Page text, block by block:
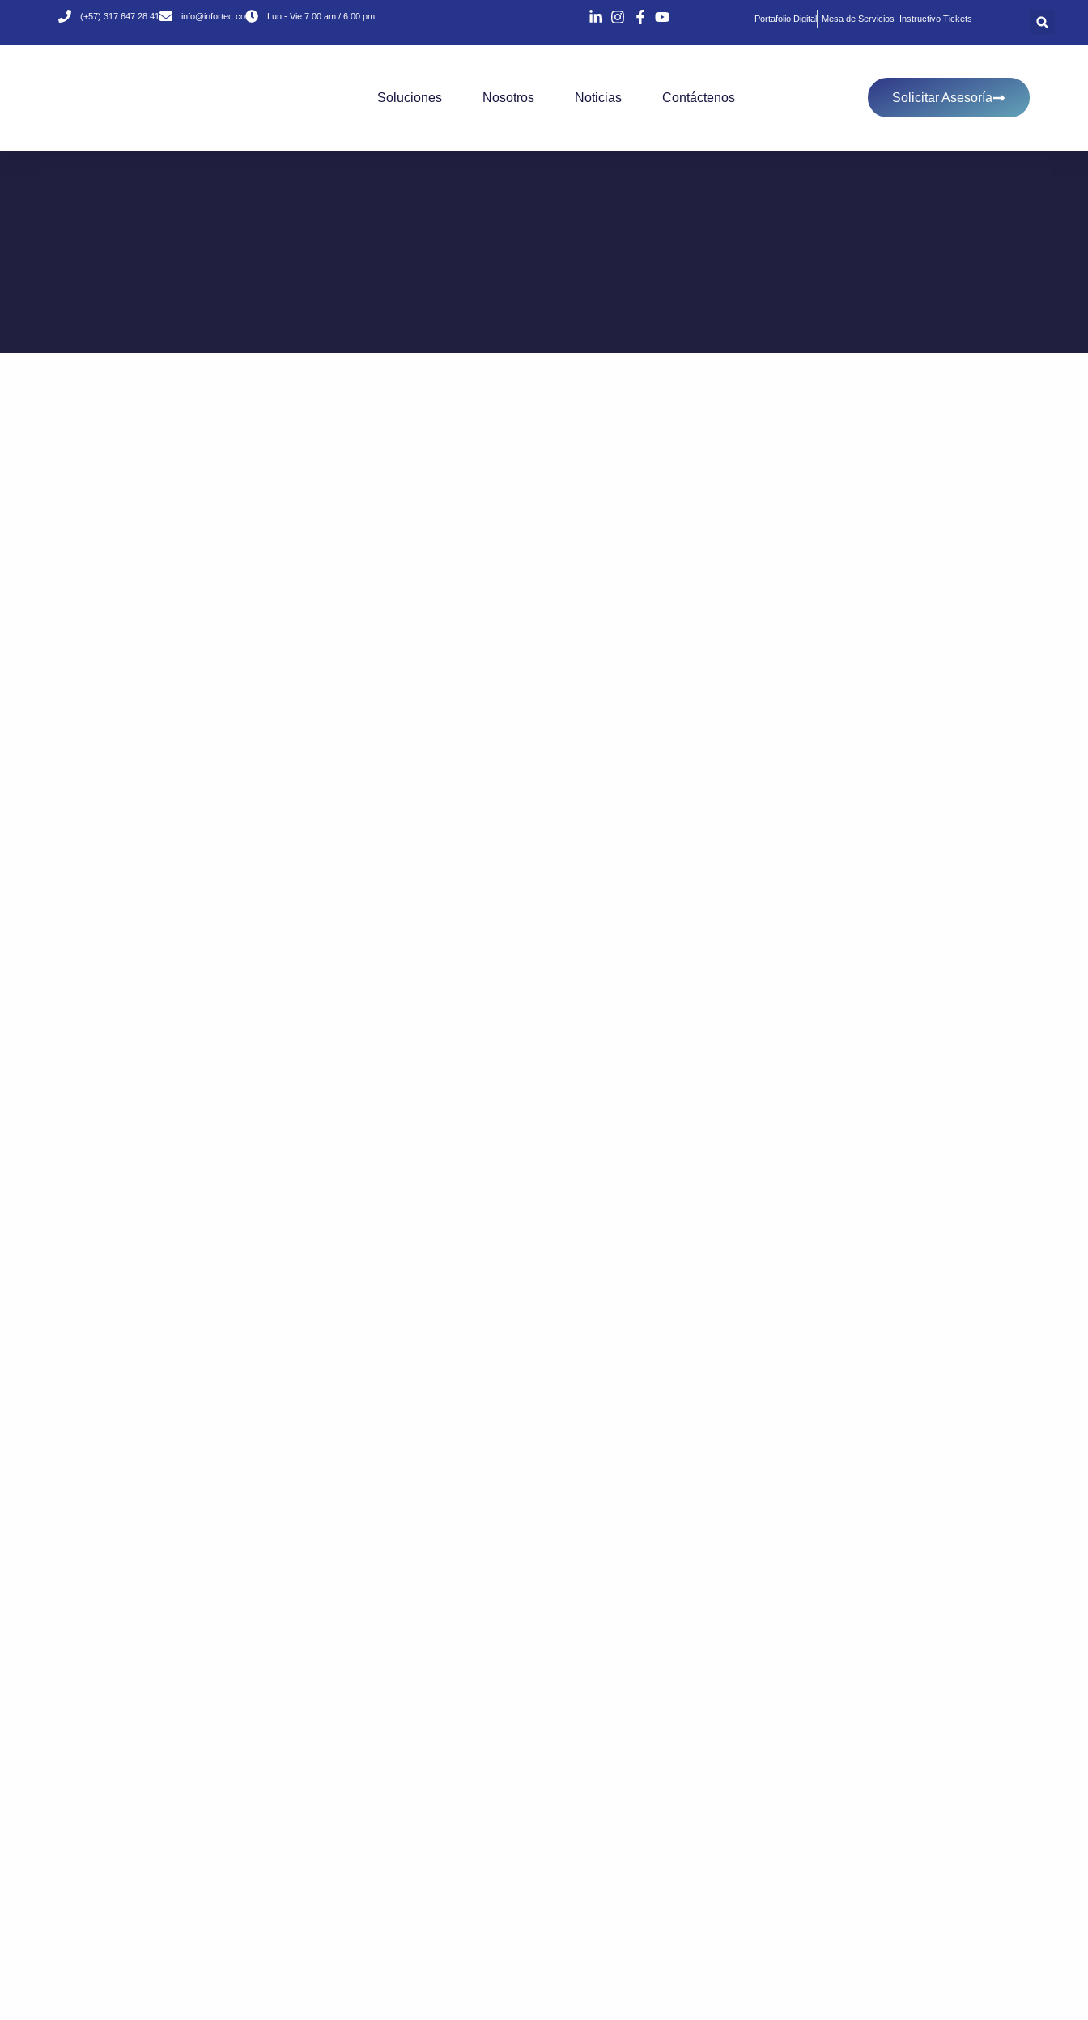
(+57) 317 647 28 41 info@infortec.co Lun - Vie 7:00 am / 6:00 pm Portafolio Digital Mesa de Servicios Instructivo Tickets
Soluciones Nosotros Noticias Contáctenos Solicitar Asesoría